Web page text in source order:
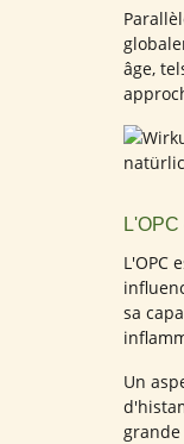
âge,
L'OPC
sa
Un